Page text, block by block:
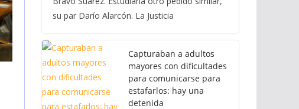
su par Darío Alarcón. La Justicia
Capturaban a adultos
mayores con dificultades
para comunicarse para
estafarlos: hay una
detenida